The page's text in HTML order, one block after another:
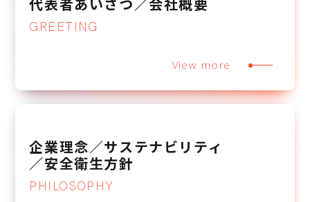
GREETING
View more
企業理念／サステナビリティ
／安全衛生方針
PHILOSOPHY